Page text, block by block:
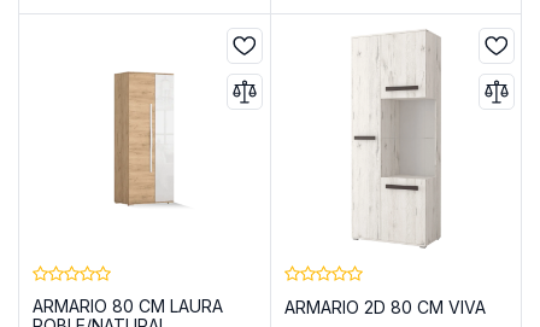
ARMARIO 80 CM LAURA
ARMARIO 2D 80 CM VIVA